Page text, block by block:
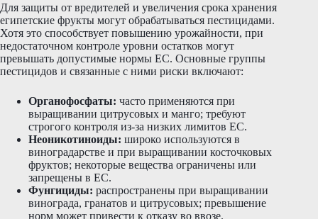
Для защиты от вредителей и увеличения срока хранения
египетские фрукты могут обрабатываться пестицидами.
Хотя это способствует повышению урожайности, при
недостаточном контроле уровни остатков могут
превышать допустимые нормы ЕС. Основные группы
пестицидов и связанные с ними риски включают:
Органофосфаты: часто применяются при
выращивании цитрусовых и манго; требуют
строгого контроля из-за низких лимитов ЕС.
Неоникотиноиды: широко используются в
виноградарстве и при выращивании косточковых
фруктов; некоторые вещества ограничены или
запрещены в ЕС.
Фунгициды: распространены при выращивании
винограда, гранатов и цитрусовых; превышение
норм может привести к отказу во ввозе.